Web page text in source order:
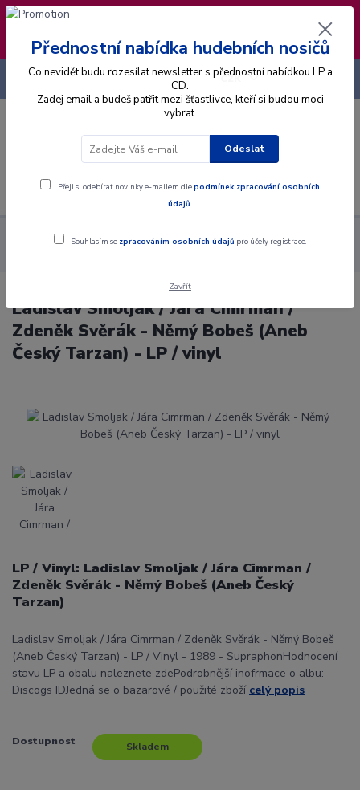
❣️ Od 4.8. do 13.8. čerpám dovolenou. Datum
expedice objednávek se posouvá na pátek
14.8.2026 🐋
Menu
CZK
+420 725 736 293
Alba Gramodesky
Ladislav Smoljak / Jára Cimrman / Zdeněk
Ladislav Smoljak / Jára Cimrman /
Zdeněk Svěrák - Němý Bobeš (Aneb
Český Tarzan) - LP / vinyl
LP / Vinyl: Ladislav Smoljak / Jára Cimrman /
Zdeněk Svěrák - Němý Bobeš (Aneb Český
Tarzan)
Ladislav Smoljak / Jára Cimrman / Zdeněk Svěrák - Němý Bobeš
(Aneb Český Tarzan) - LP / Vinyl - 1989 - SupraphonHodnocení
stavu LP a obalu naleznete zdePodrobnější inofrmace o albu:
Discogs IDJedná se o bazarové / použité zboží celý popis
Dostupnost Skladem
Přednostní nabídka hudebních nosičů
Co nevidět budu rozesílat newsletter s přednostní nabídkou LP a
CD.
Zadej email a budeš patřit mezi šťastlivce, kteří si budou moci
vybrat.
Odeslat
Přeji si odebírat novinky e-mailem dlepodmínek zpracování osobních
údajů.
Souhlasím se zpracováním osobních údajů pro účely registrace.
Zavřít